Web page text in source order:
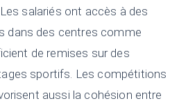
salariés ont accès à des
dans des centres comme
de remises sur des
sportifs. Les compétitions
aussi la cohésion entre